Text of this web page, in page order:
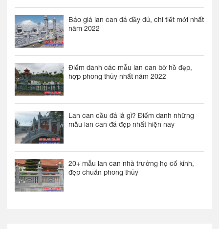
Báo giá lan can đá đầy đủ, chi tiết mới nhất
năm 2022
Điểm danh các mẫu lan can bờ hồ đẹp,
hợp phong thủy nhất năm 2022
Lan can cầu đá là gì? Điểm danh những
mẫu lan can đá đẹp nhất hiện nay
20+ mẫu lan can nhà trưởng họ cổ kính,
đẹp chuẩn phong thủy